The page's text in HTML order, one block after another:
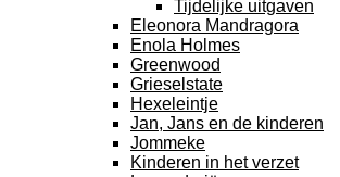
Tijdelijke uitgaven
Eleonora Mandragora
Enola Holmes
Greenwood
Grieselstate
Hexeleintje
Jan, Jans en de kinderen
Jommeke
Kinderen in het verzet